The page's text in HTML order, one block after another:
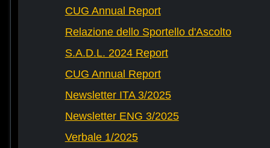
CUG Annual Report
Relazione dello Sportello d'Ascolto
S.A.D.L. 2024 Report
CUG Annual Report
Newsletter ITA 3/2025
Newsletter ENG 3/2025
Verbale 1/2025